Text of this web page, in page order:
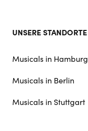
UNSERE STANDORTE
Musicals in Hamburg
Musicals in Berlin
Musicals in Stuttgart